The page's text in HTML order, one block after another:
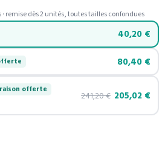
remise dès 2 unités, toutes tailles confondues
40,20 €
80,40 €
offerte
241,20€ 205,02 €